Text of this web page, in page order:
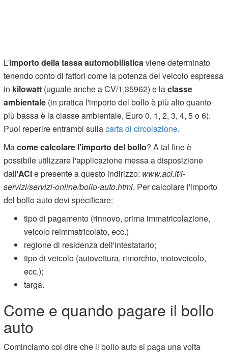
L’importo della tassa automobilistica viene determinato
tenendo conto di fattori come la potenza del veicolo espressa
in kilowatt (uguale anche a CV/1,35962) e laclasse
ambientale (in pratica l'importo del bollo è più alto quanto
più bassa è la classe ambientale, Euro 0, 1, 2, 3, 4, 5 o 6).
Puoi reperire entrambi sullacarta di circolazione.
Macome calcolare l'importo del bollo? A tal fine è
possibile utilizzare l'applicazione messa a disposizione
dall'ACIe presente a questo indirizzo: www.aci.it/i-
servizi/servizi-online/bollo-auto.html. Per calcolare l'importo
del bollo auto devi specificare:
tipo di pagamento (rinnovo, prima immatricolazione,
veicolo reimmatricolato, ecc.)
regione di residenza dell'intestatario;
tipo di veicolo (autovettura, rimorchio, motoveicolo,
ecc.);
targa.
Come e quando pagare il bollo
auto
Cominciamo col dire che il bollo auto si paga una volta